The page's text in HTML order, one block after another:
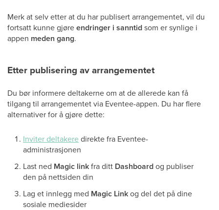
Merk at selv etter at du har publisert arrangementet, vil du
fortsatt kunne gjøreendringer i sanntidsom er synlige i
appen meden gang.
Etter publisering av arrangementet
Du bør informere deltakerne om at de allerede kan få
tilgang til arrangementet via Eventee-appen. Du har flere
alternativer for å gjøre dette:
Inviter deltakeredirekte fra Eventee-
administrasjonen
Last ned Magic linkfra ditt Dashboardog publiser
den på nettsiden din
Lag et innlegg med Magic Linkog del det på dine
sosiale mediesider